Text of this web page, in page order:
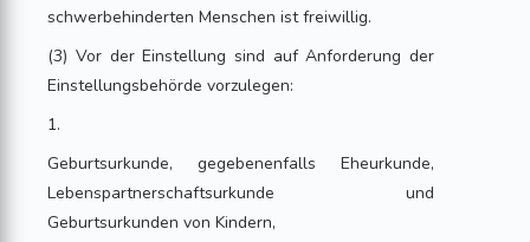
schwerbehinderten Menschen ist freiwillig.
(3) Vor der Einstellung sind auf Anforderung der
Einstellungsbehörde vorzulegen:
1.
Geburtsurkunde, gegebenenfalls Eheurkunde,
Lebenspartnerschaftsurkunde und
Geburtsurkunden von Kindern,